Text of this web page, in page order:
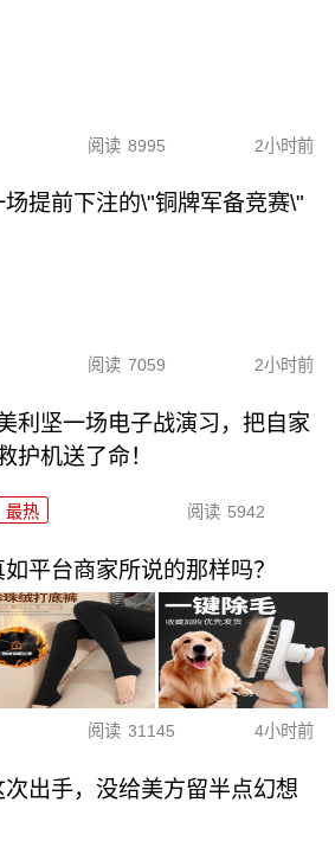
阅读 8995 2小时前
提前下注的\"铜牌军备竞赛\"
阅读 7059 2小时前
利坚一场电子战演习，把自家
护机送了命！
最热 阅读 5942
平台商家所说的那样吗？
阅读 31145 4小时前
出手，没给美方留半点幻想